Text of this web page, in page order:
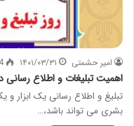
امیر حشمتی ۱۴۰۱/۰۳/۳۱
اهمیت تبلیغات و اطلاع رسانی
تبلیغ و اطلاع رسانی یک ابزار
بشری می تواند باشد،…